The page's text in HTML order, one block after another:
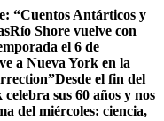
“Cuentos Antárticos y
Río Shore vuelve con
el 6 de
a Nueva York en la
Desde el fin del
sus 60 años y nos
del miércoles: ciencia,